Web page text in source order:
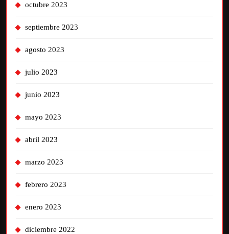
octubre 2023
septiembre 2023
agosto 2023
julio 2023
junio 2023
mayo 2023
abril 2023
marzo 2023
febrero 2023
enero 2023
diciembre 2022